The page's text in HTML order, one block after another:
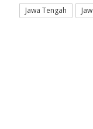
Jawa Tengah